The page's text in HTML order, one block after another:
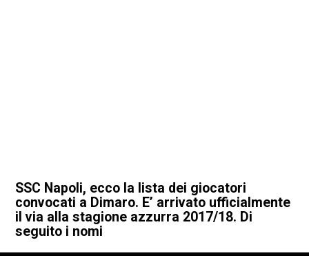
SSC Napoli, ecco la lista dei giocatori
convocati a Dimaro. E’ arrivato ufficialmente
il via alla stagione azzurra 2017/18. Di
seguito i nomi